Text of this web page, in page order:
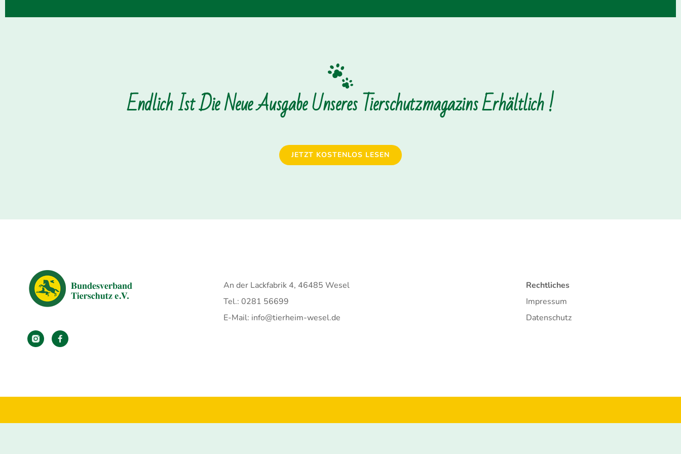
Endlich Ist Die Neue Ausgabe Unseres Tierschutzmagazins Erhältlich !
JETZT KOSTENLOS LESEN
An der Lackfabrik 4, 46485 Wesel
Tel.: 0281 56699
E-Mail: info@tierheim-wesel.de
Rechtliches
Impressum
Datenschutz